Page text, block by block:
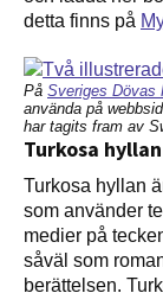
detta finns på
På Sveriges Dövas
använda på
har tagits fram av
Turkosa hyllan
Turkosa hyllan
som använder
medier på
såväl som
berättelsen.